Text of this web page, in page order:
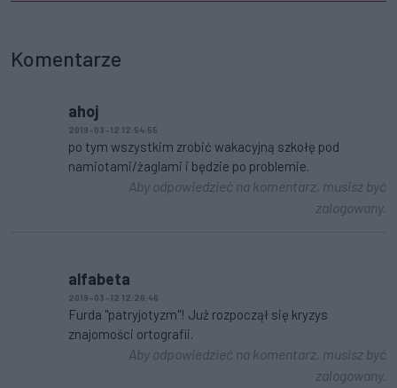
Komentarze
ahoj
2019-03-12 12:54:55
po tym wszystkim zrobić wakacyjną szkołę pod
namiotami/żaglami i będzie po problemie.
Aby odpowiedzieć na komentarz, musisz być
zalogowany.
alfabeta
2019-03-12 12:26:46
Furda "patryjotyzm"! Już rozpoczął się kryzys
znajomości ortografii.
Aby odpowiedzieć na komentarz, musisz być
zalogowany.